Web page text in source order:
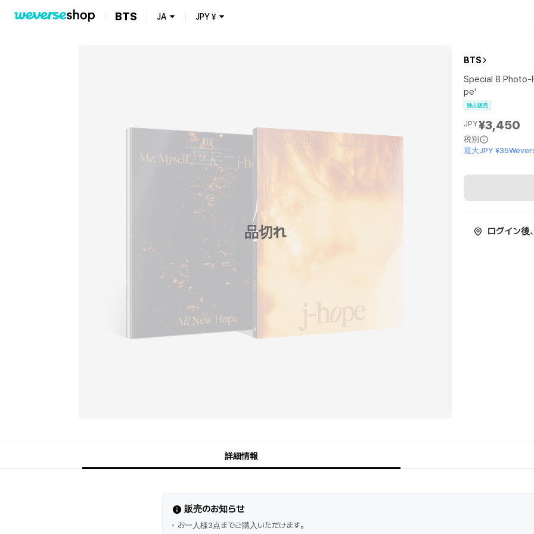
BTS JA JPY¥
品切れ
BTS
Special 8 Photo-
pe’
独占販売
JPY¥3,450
税別
最大JPY
ログイン後
詳細情報
販売のお知らせ
お一人様3点までご購入いただけます。